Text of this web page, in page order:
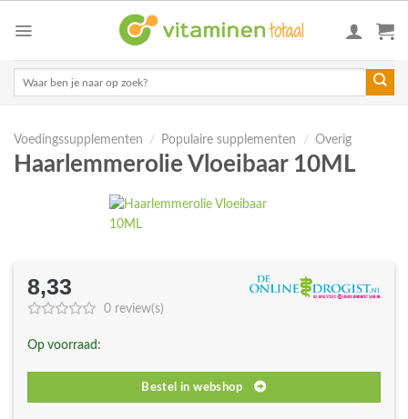
Voedingssupplementen / Populaire supplementen / Overig
Haarlemmerolie Vloeibaar 10ML
8,33
0 review(s)
Op voorraad:
Bestel in webshop